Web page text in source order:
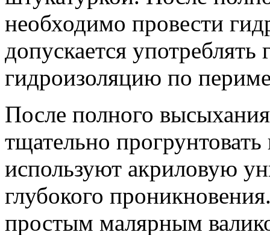
необходимо провести
допускается
гидроизоляцию по
После полного
тщательно
используют акриловую
глубокого
простым малярным